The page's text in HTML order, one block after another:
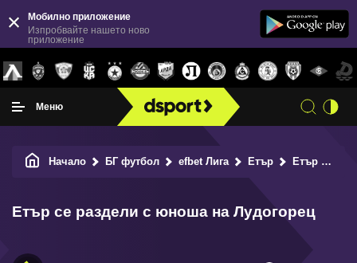
Мобилно приложение
Изпробвайте нашето ново
приложение
Меню
Начало БГ футбол efbet Лига Етър Етър се раздели с юноша на Лудогорец
Етър се раздели с юноша на Лудогорец